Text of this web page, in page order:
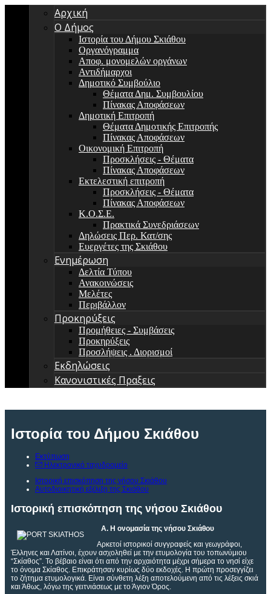
Αρχική
Ο Δήμος
Ιστορία του Δήμου Σκιάθου
Οργανόγραμμα
Αποφ. μονομελών οργάνων
Αντιδήμαρχοι
Δημοτικό Συμβούλιο
Θέματα Δημ. Συμβουλίου
Πίνακας Αποφάσεων
Δημοτική Επιτροπή
Θέματα Δημοτικής Επιτροπής
Πίνακας Αποφάσεων
Οικονομική Επιτροπή
Προσκλήσεις - Θέματα
Πίνακας Αποφάσεων
Εκτελεστική επιτροπή
Προσκλήσεις - Θέματα
Πίνακας Αποφάσεων
Κ.Ο.Σ.Ε.
Πρακτικά Συνεδριάσεων
Δηλώσεις Περ. Κατ/σης
Ευεργέτες της Σκιάθου
Ενημέρωση
Δελτία Τύπου
Ανακοινώσεις
Μελέτες
Περιβάλλον
Προκηρύξεις
Προμήθειες - Συμβάσεις
Προκηρύξεις
Προσλήψεις . Διορισμοί
Εκδηλώσεις
Κανονιστικές Πραξεις
Ιστορία του Δήμου Σκιάθου
Εκτύπωση
Ηλεκτρονικό ταχυδρομείο
Ιστορική επισκόπηση της νήσου Σκιάθου
Αυτοδιοικητική εξέλιξη της Σκιάθου
Ιστορική επισκόπηση της νήσου Σκιάθου
Α. Η ονομασία της νήσου Σκιάθου
Αρκετοί ιστορικοί συγγραφείς και γεωγράφοι,
Έλληνες και Λατίνοι, έχουν ασχοληθεί με την ετυμολογία του τοπωνύμιου
“Σκίαθος”. Το βέβαιο είναι ότι από την αρχαιότητα μέχρι σήμερα το νησί είχε
το όνομα Σκίαθος. Επικράτησαν κυρίως δύο εκδοχές. Η πρώτη προσεγγίζει
το ζήτημα ετυμολογικά. Είναι σύνθετη λέξη αποτελούμενη από τις λέξεις σκιά
και Άθως, λόγω της γειτνιάσεως με το Άγιον Όρος.